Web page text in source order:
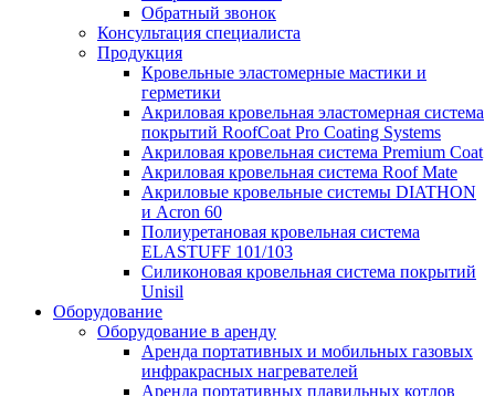
Обратный звонок
Консультация специалиста
Продукция
Кровельные эластомерные мастики и
герметики
Акриловая кровельная эластомерная система
покрытий RoofCoat Pro Coating Systems
Акриловая кровельная система Premium Coat
Акриловая кровельная система Roof Mate
Акриловые кровельные системы DIATHON
и Acron 60
Полиуретановая кровельная система
ELASTUFF 101/103
Силиконовая кровельная система покрытий
Unisil
Оборудование
Оборудование в аренду
Аренда портативных и мобильных газовых
инфракрасных нагревателей
Аренда портативных плавильных котлов